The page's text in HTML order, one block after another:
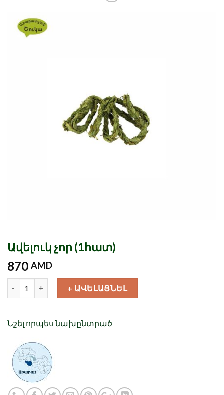
Ավելուկ չոր (1հատ)
870 AMD
+ ԱՎԵԼԱՑՆԵԼ
Նշել որպես նախընտրած